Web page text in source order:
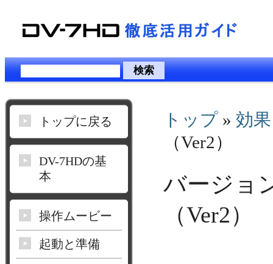
トップ » 効果
（Ver2）
バージョ
（Ver2）
トップに戻る
DV-7HDの基
本
操作ムービー
起動と準備